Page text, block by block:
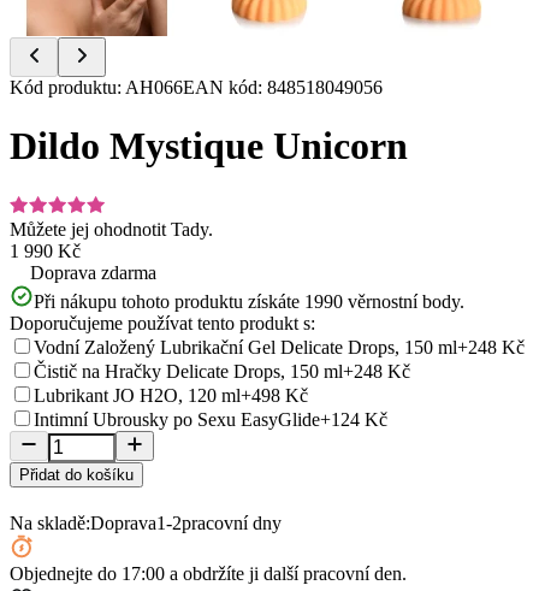
Item
of
Kód produktu: AH066EAN kód: 848518049056
Dildo Mystique Unicorn
Můžete jej ohodnotit Tady.
1 990 Kč
Doprava zdarma
Při nákupu tohoto produktu získáte 1990 věrnostní body.
Doporučujeme používat tento produkt s:
Vodní Založený Lubrikační Gel Delicate Drops, 150 ml+248 Kč
Čistič na Hračky Delicate Drops, 150 ml+248 Kč
Lubrikant JO H2O, 120 ml+498 Kč
Intimní Ubrousky po Sexu EasyGlide+124 Kč
Přidat do košíku
Na skladě:Doprava1-2pracovní dny
Objednejte do 17:00 a obdržíte ji další pracovní den.